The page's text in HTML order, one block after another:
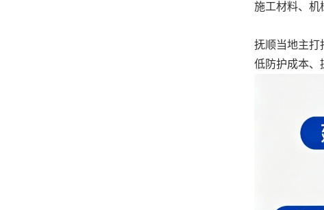
施工材料、机
抚顺当地主打
低防护成本、